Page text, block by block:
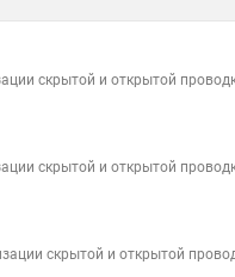
скрытой и открытой
скрытой и открытой
скрытой и открытой